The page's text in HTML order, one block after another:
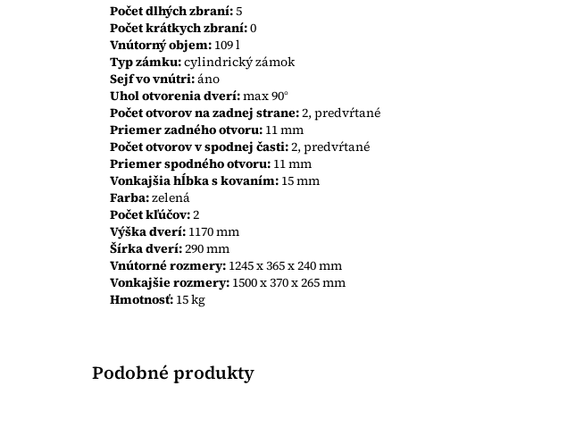
Počet dlhých zbraní:5
Počet krátkych zbraní:0
Vnútorný objem: 109 l
Typ zámku:cylindrický zámok
Sejf vo vnútri:áno
Uhol otvorenia dverí:max 90°
Počet otvorov na zadnej strane:2, predvŕtané
Priemer zadného otvoru: 11 mm
Počet otvorov v spodnej časti:2, predvŕtané
Priemer spodného otvoru: 11 mm
Vonkajšia hĺbka s kovaním: 15 mm
Farba:zelená
Počet kľúčov:2
Výška dverí: 1170 mm
Šírka dverí:290 mm
Vnútorné rozmery: 1245 x 365 x 240 mm
Vonkajšie rozmery: 1500 x 370 x 265 mm
Hmotnosť: 15 kg